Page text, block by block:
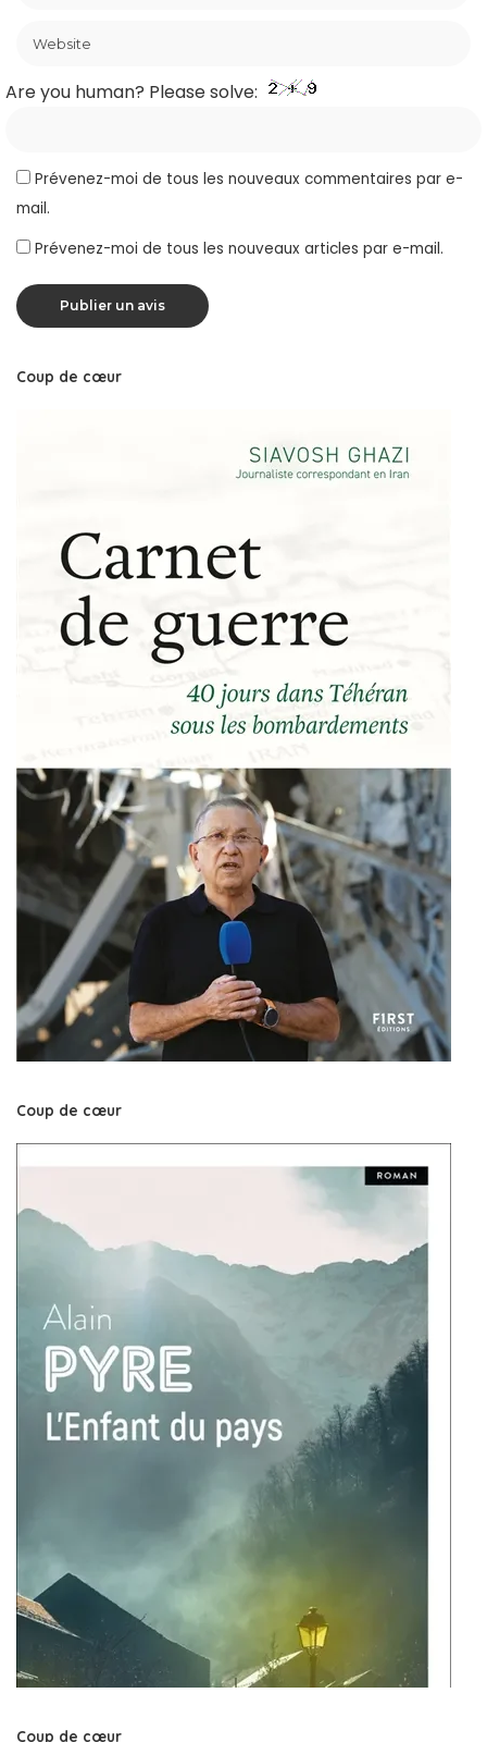
Are you human? Please solve:
Prévenez-moi de tous les nouveaux commentaires par e-
mail.
Prévenez-moi de tous les nouveaux articles par e-mail.
Coup de cœur
Coup de cœur
Coup de cœur